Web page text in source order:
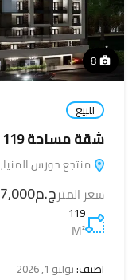
8
للبيع
شقة مساحة 119 م في كمبوند Riva Nile للبيع
منتجع حورس المنيا, 61511, مصر
سعر المترج.م27,000
119
M²
اضيف:يوليو 1, 2026